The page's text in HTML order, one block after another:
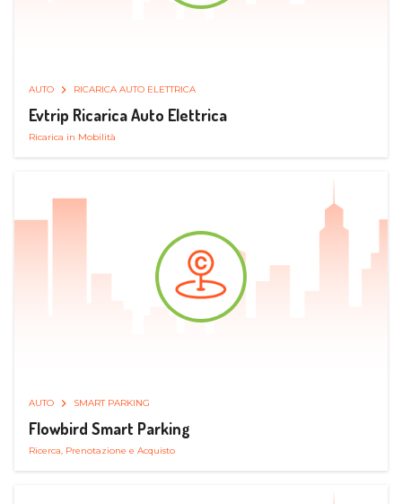
AUTO RICARICA AUTO ELETTRICA
Evtrip Ricarica Auto Elettrica
Ricarica in Mobilità
AUTO SMART PARKING
Flowbird Smart Parking
Ricerca, Prenotazione e Acquisto